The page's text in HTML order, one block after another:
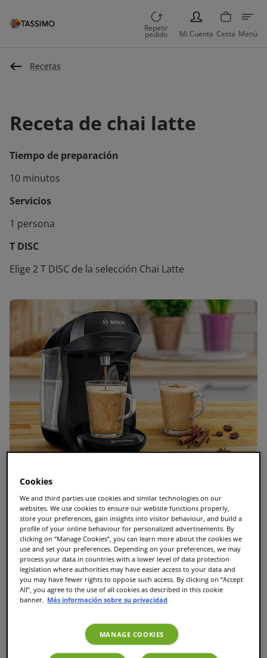
Repetir
pedido
PERSON
Mi Cuenta Cesta Menú
Recetas
Receta de chai latte
Tiempo de preparación
10 minutos
Servicios
1 persona
T DISC
Elige 2 T DISC de la selección Chai Latte
Ingredientes
2 T DISC de la selección Chai Latte
Utensilios:
máquinas de caféTASSIMO
Cookies
We and third parties use cookies and similar technologies on our
websites. We use cookies to ensure our website functions properly,
store your preferences, gain insights into visitor behaviour, and build a
profile of your online behaviour for personalized advertisements. By
clicking on “Manage Cookies”, you can learn more about the cookies we
use and set your preferences. Depending on your preferences, we may
process your data in countries with a lower level of data protection
legislation where authorities may have easier access to your data and
you may have fewer rights to oppose such access. By clicking on “Accept
All”, you agree to the use of all cookies as described in this cookie
banner. Más información sobre su privacidad
MANAGE COOKIES